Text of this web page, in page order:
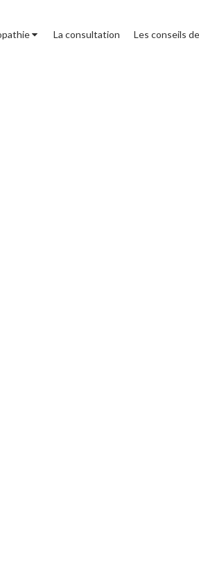
La consultation Les conseils